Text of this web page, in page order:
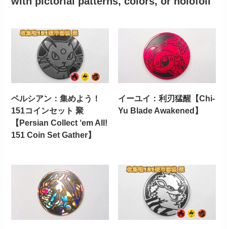
ペルシアン：集めよう！
151コインセット 聚
【Persian Collect ‘em All!
151 Coin Set Gather】
イーユイ：利刃猛醒【Chi-
Yu Blade Awakened】